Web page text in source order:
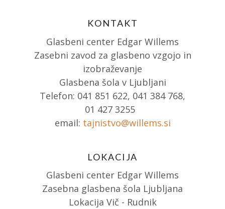
KONTAKT
Glasbeni center Edgar Willems
Zasebni zavod za glasbeno vzgojo in
izobraževanje
Glasbena šola v Ljubljani
Telefon: 041 851 622, 041 384 768,
01 427 3255
email: tajnistvo@willems.si
LOKACIJA
Glasbeni center Edgar Willems
Zasebna glasbena šola Ljubljana
Lokacija Vič - Rudnik